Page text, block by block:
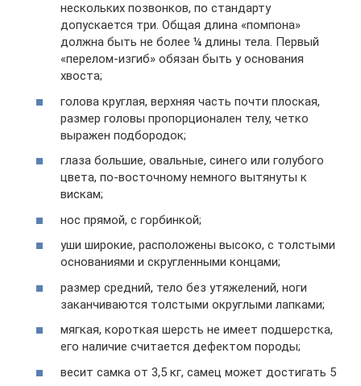
нескольких позвонков, по стандарту
допускается три. Общая длина «помпона»
должна быть не более ¼ длины тела. Первый
«перелом-изгиб» обязан быть у основания
хвоста;
голова круглая, верхняя часть почти плоская,
размер головы пропорционален телу, четко
выражен подбородок;
глаза большие, овальные, синего или голубого
цвета, по-восточному немного вытянуты к
вискам;
нос прямой, с горбинкой;
уши широкие, расположены высоко, с толстыми
основаниями и скругленными концами;
размер средний, тело без утяжелений, ноги
заканчиваются толстыми округлыми лапками;
мягкая, короткая шерсть не имеет подшерстка,
его наличие считается дефектом породы;
весит самка от 3,5 кг, самец может достигать 5